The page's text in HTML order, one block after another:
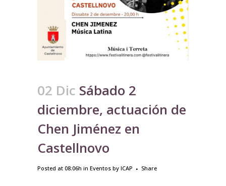
02 Dic Sábado 2
diciembre, actuación de
Chen Jiménez en
Castellnovo
Posted at 08:06h in Eventos by ICAP Share